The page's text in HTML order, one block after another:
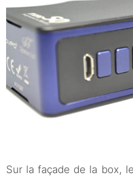
Sur la façade de la box,